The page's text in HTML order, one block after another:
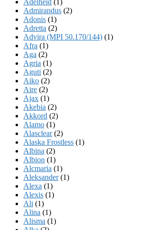
Admirandus (2)
Adonis (1)
Adretta (2)
Advira (MPI 50.170/144) (1)
Afra (1)
Aga (2)
Agria (1)
Aguti (2)
Aiko (2)
Aire (2)
Ajax (1)
Akebia (2)
Akkord (2)
Alamo (1)
Alasclear(2)
Alaska Frostless (1)
Albina (2)
Albion (1)
Alcmaria (1)
Aleksander(1)
Alexa (1)
Alexis (1)
Ali (1)
Alina (1)
Alisma (1)